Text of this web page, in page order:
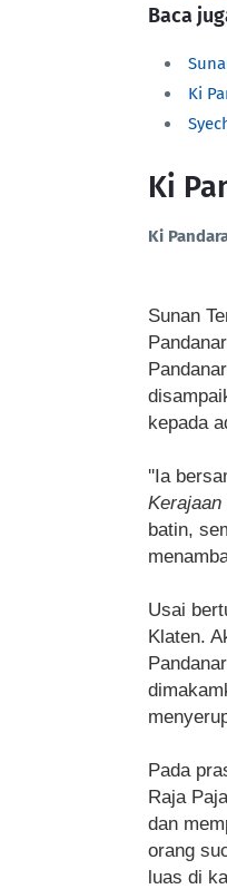
Baca
Ki
Ki
Ki
Sunan
kepada
''Ia
batin,
Usai
Klaten.
Pada
Raja
dan
orang
luas di